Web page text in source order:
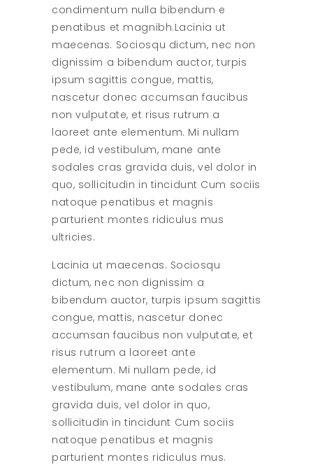
condimentum nulla bibendum e
penatibus et magnibh.Lacinia ut
maecenas. Sociosqu dictum, nec non
dignissim a bibendum auctor, turpis
ipsum sagittis congue, mattis,
nascetur donec accumsan faucibus
non vulputate, et risus rutrum a
laoreet ante elementum. Mi nullam
pede, id vestibulum, mane ante
sodales cras gravida duis, vel dolor in
quo, sollicitudin in tincidunt Cum sociis
natoque penatibus et magnis
parturient montes ridiculus mus
ultricies.
Lacinia ut maecenas. Sociosqu
dictum, nec non dignissim a
bibendum auctor, turpis ipsum sagittis
congue, mattis, nascetur donec
accumsan faucibus non vulputate, et
risus rutrum a laoreet ante
elementum. Mi nullam pede, id
vestibulum, mane ante sodales cras
gravida duis, vel dolor in quo,
sollicitudin in tincidunt Cum sociis
natoque penatibus et magnis
parturient montes ridiculus mus.